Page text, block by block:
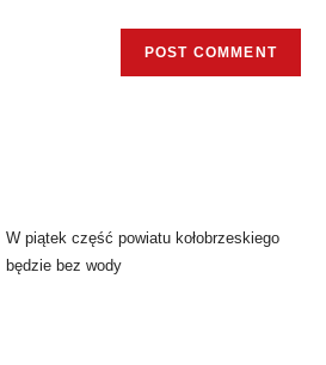
W piątek część powiatu kołobrzeskiego
będzie bez wody